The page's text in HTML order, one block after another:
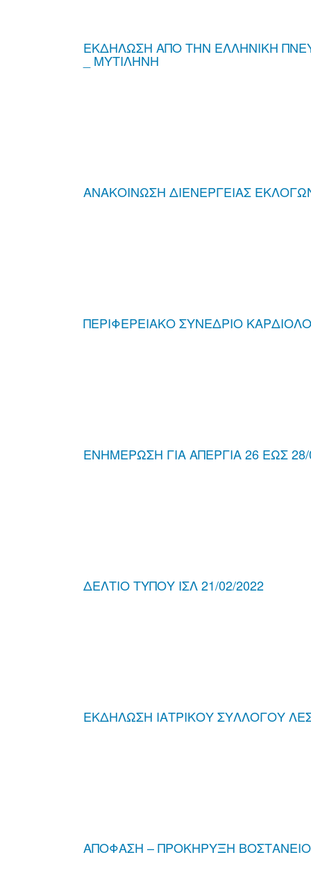
ΕΚΔΗΛΩΣΗ ΑΠΟ ΤΗΝ ΕΛΛΗΝΙΚΗ
_ ΜΥΤΙΛΗΝΗ
ΑΝΑΚΟΙΝΩΣΗ ΔΙΕΝΕΡΓΕΙΑΣ
ΠΕΡΙΦΕΡΕΙΑΚΟ ΣΥΝΕΔΡΙΟ
ΕΝΗΜΕΡΩΣΗ ΓΙΑ ΑΠΕΡΓΙΑ 26 ΕΩΣ
ΔΕΛΤΙΟ ΤΥΠΟΥ ΙΣΛ 21/02/2022
ΕΚΔΗΛΩΣΗ ΙΑΤΡΙΚΟΥ ΣΥΛΛΟΓΟΥ
ΑΠΟΦΑΣΗ – ΠΡΟΚΗΡΥΞΗ